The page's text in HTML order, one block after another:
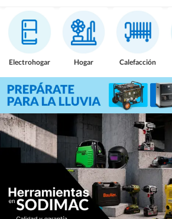
Electrohogar Hogar Calefacción